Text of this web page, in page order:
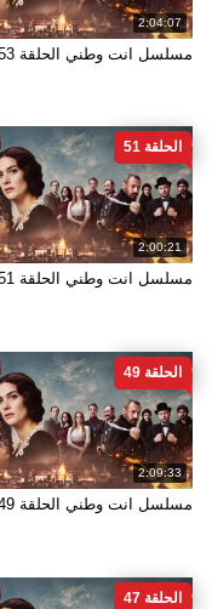
2:04:07
مسلسل انت وطني الحلقة 53
2:00:21
الحلقة 51
مسلسل انت وطني الحلقة 51
2:09:33
الحلقة 49
مسلسل انت وطني الحلقة 49
الحلقة 47